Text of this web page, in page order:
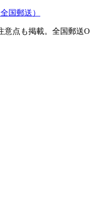
国郵送）
点も掲載。全国郵送